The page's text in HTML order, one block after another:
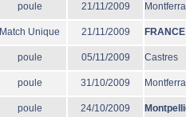
poule 21/11/2009
Match Unique 21/11/2009 FRANCE
poule 05/11/2009 Castres
poule 31/10/2009
poule 24/10/2009